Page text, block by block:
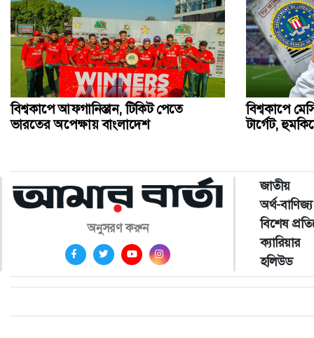
বিশ্বকাপে আফগানিস্তান, টিকিট পেতে
ভারতের অপেক্ষায় বাংলাদেশ
বিশ্বকাপে
টার্গেট,
অনুসরণ করুন
জাতীয়
অর্থ-বাণিজ্য
বিশেষ
ক্যারিয়ার
হলিউড